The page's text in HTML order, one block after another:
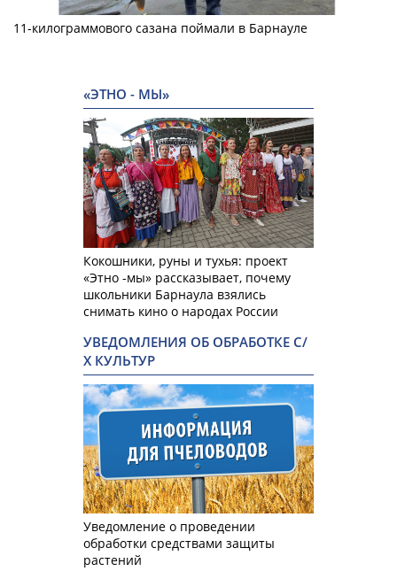
11-килограммового сазана поймали в Барнауле
«ЭТНО - МЫ»
Кокошники, руны и тухья: проект
«Этно -мы» рассказывает, почему
школьники Барнаула взялись
снимать кино о народах России
УВЕДОМЛЕНИЯ ОБ ОБРАБОТКЕ С/
Х КУЛЬТУР
Уведомление о проведении
обработки средствами защиты
растений